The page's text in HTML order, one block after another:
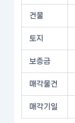
건물
토지
보증금
매각물건
매각기일